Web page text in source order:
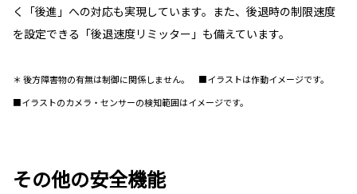
く「後進」への対応も実現しています。また、後退時の制限速度
を設定できる「後退速度リミッター」も備えています。
＊ 後方障害物の有無は制御に関係しません。 ■イラストは作動イメージです。
■イラストのカメラ・センサーの検知範囲はイメージです。
その他の安全機能